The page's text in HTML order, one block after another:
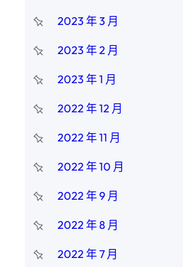
2023 年 3 月
2023 年 2 月
2023 年 1 月
2022 年 12 月
2022 年 11 月
2022 年 10 月
2022 年 9 月
2022 年 8 月
2022 年 7 月